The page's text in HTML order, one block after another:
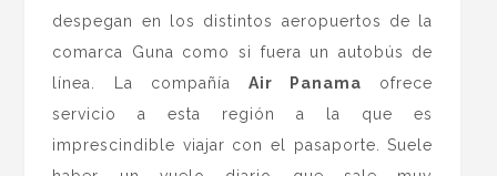
despegan en los distintos aeropuertos de la
comarca Guna como si fuera un autobús de
línea. La compañía Air Panama ofrece
servicio a esta región a la que es
imprescindible viajar con el pasaporte. Suele